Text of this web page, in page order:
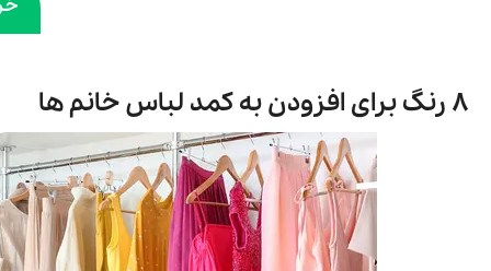
۸ رنگ برای افزودن به کمد لباس خانم ها